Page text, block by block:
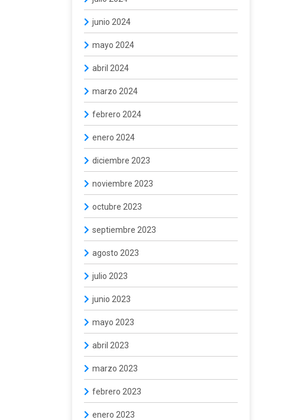
junio 2024
mayo 2024
abril 2024
marzo 2024
febrero 2024
enero 2024
diciembre 2023
noviembre 2023
octubre 2023
septiembre 2023
agosto 2023
julio 2023
junio 2023
mayo 2023
abril 2023
marzo 2023
febrero 2023
enero 2023